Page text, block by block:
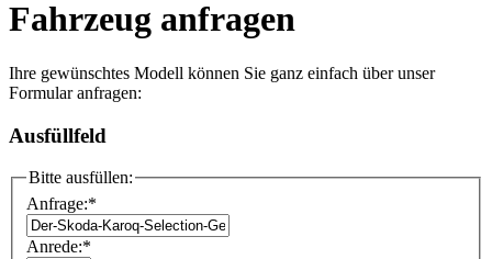
Fahrzeug anfragen
Ihre gewünschtes Modell können Sie ganz einfach über unser
Formular anfragen:
Ausfüllfeld
Bitte ausfüllen:
Anfrage:*
Anrede:*